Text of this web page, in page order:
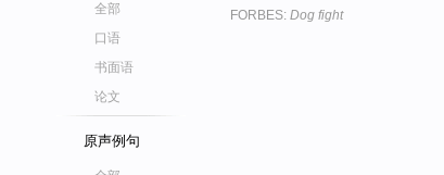
全部
口语
书面语
论文
原声例句
FORBES: Dog fight